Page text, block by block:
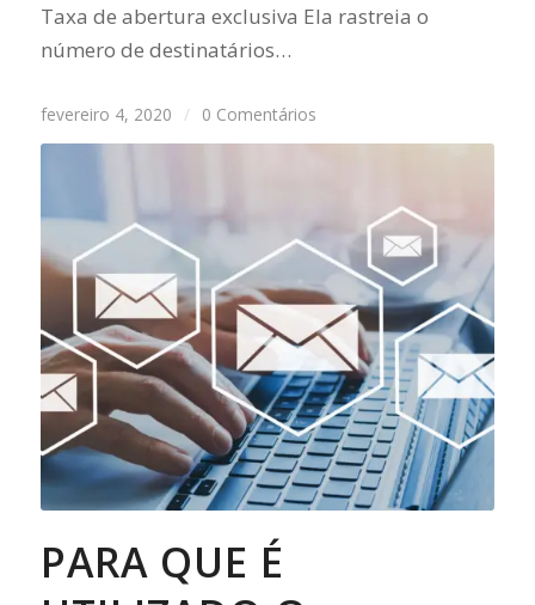
Taxa de abertura exclusiva Ela rastreia o
número de destinatários…
fevereiro 4, 2020 / 0 Comentários
PARA QUE É